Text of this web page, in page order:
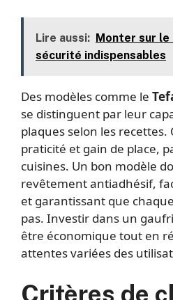
Lire aussi: Monter sur
sécurité indispensables
Des modèles comme le
se distinguent par leur
plaques selon les
praticité et gain de place,
cuisines. Un bon modèle
revêtement antiadhésif,
et garantissant que
pas. Investir dans un
être économique tout en
attentes variées des
Critères de